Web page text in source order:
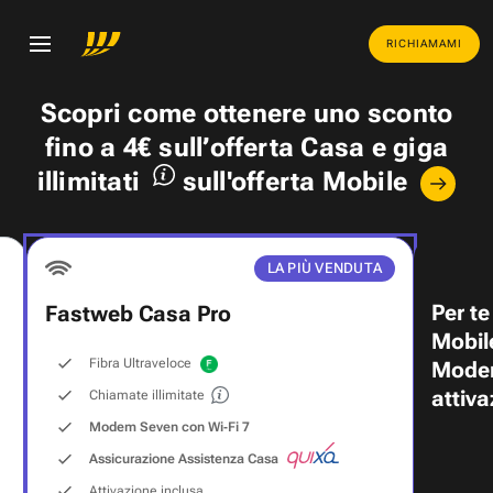
RICHIAMAMI
Scopri come ottenere uno sconto
fino a 4€ sull’offerta Casa egiga
illimitati
sull'offerta Mobile
LA PIÙ VENDUTA
Fastweb Casa Pro
Fibra Ultraveloce
Chiamate illimitate
Modem Seven con Wi‑Fi 7
Assicurazione Assistenza Casa
Per